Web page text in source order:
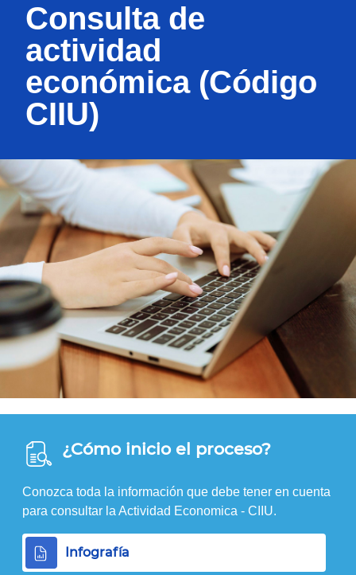
Consulta de
actividad
económica (Código
CIIU)
¿Cómo inicio el proceso?
Conozca toda la información que debe tener en cuenta
para consultar la Actividad Economica - CIIU.
Infografía